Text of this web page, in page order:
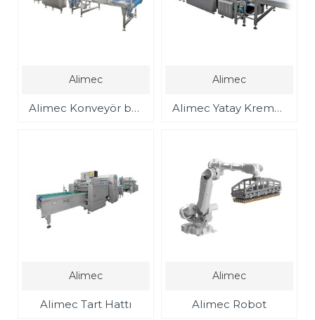
Alimec
Alimec Konveyör bant üzerine ürün dolum depozitörleri
Alimec
Alimec Yatay Krema,Sos Enjeksiyon Sistemi
Alimec
Alimec Tart Hattı
Alimec
Alimec Robot